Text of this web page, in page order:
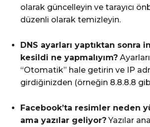
olarak güncelleyin ve tarayıcı
düzenli olarak temizleyin.
DNS ayarları yaptıktan sonra
kesildi ne yapmalıyım?
“Otomatik” hale getirin ve IP
girdiğinizden (örneğin 8.8.8.8
Facebook’ta resimler neden
ama yazılar geliyor?Yazılar